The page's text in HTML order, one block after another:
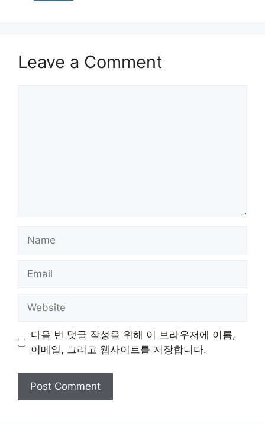
Leave a Comment
Name
Email
Website
다음 번 댓글 작성을 위해 이 브라우저에 이름,
이메일, 그리고 웹사이트를 저장합니다.